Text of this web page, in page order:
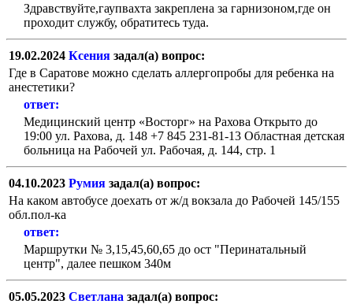
Здравствуйте,гаупвахта закреплена за гарнизоном,где он
проходит службу, обратитесь туда.
19.02.2024 Ксения задал(а) вопрос:
Где в Саратове можно сделать аллергопробы для ребенка на
анестетики?
ответ:
Медицинский центр «Восторг» на Рахова Открыто до
19:00 ул. Рахова, д. 148 +7 845 231-81-13 Областная детская
больница на Рабочей ул. Рабочая, д. 144, стр. 1
04.10.2023 Румия задал(а) вопрос:
На каком автобусе доехать от ж/д вокзала до Рабочей 145/155
обл.пол-ка
ответ:
Маршрутки № 3,15,45,60,65 до ост "Перинатальный
центр", далее пешком 340м
05.05.2023 Светлана задал(а) вопрос: